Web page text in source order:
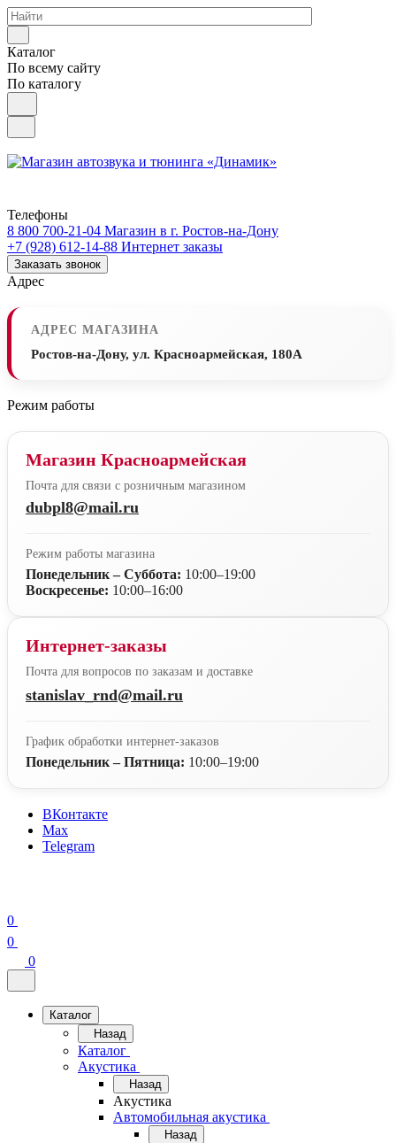
Каталог
По всему сайту
По каталогу
Телефоны
8 800 700-21-04 Магазин в г. Ростов-на-Дону
+7 (928) 612-14-88 Интернет заказы
Заказать звонок
Адрес
АДРЕС МАГАЗИНА
Ростов-на-Дону, ул. Красноармейская, 180А
Режим работы
Магазин Красноармейская
Почта для связи с розничным магазином
dubpl8@mail.ru
Режим работы магазина
Понедельник – Суббота: 10:00–19:00
Воскресенье: 10:00–16:00
Интернет-заказы
Почта для вопросов по заказам и доставке
stanislav_rnd@mail.ru
График обработки интернет-заказов
Понедельник – Пятница: 10:00–19:00
ВКонтакте
Max
Telegram
0
0
0
Каталог
Назад
Каталог
Акустика
Назад
Акустика
Автомобильная акустика
Назад